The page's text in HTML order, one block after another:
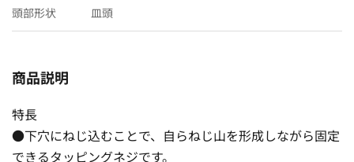
頭部形状 皿頭
商品説明
特長
●下穴にねじ込むことで、自らねじ山を形成しながら固定
できるタッピングネジです。